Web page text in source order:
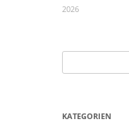
2026
nach:
KATEGORIEN